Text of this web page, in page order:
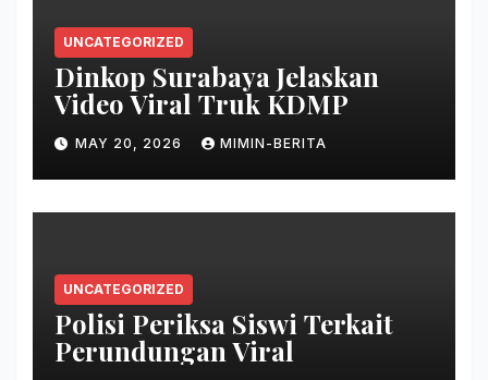
UNCATEGORIZED
Dinkop Surabaya Jelaskan
Video Viral Truk KDMP
MAY 20, 2026 MIMIN-BERITA
UNCATEGORIZED
Polisi Periksa Siswi Terkait
Perundungan Viral